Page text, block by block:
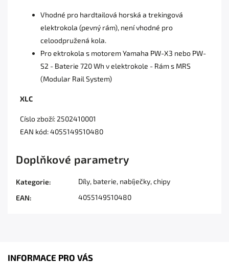
Vhodné pro hardtailová horská a trekingová
elektrokola (pevný rám), není vhodné pro
celoodpružená kola.
Pro ektrokola s motorem Yamaha PW-X3 nebo PW-
S2 - Baterie 720 Wh v elektrokole - Rám s MRS
(Modular Rail System)
XLC
Císlo zboží: 2502410001
EAN kód: 4055149510480
Doplňkové parametry
Kategorie:
Díly, baterie, nabíječky, chipy
EAN: 4055149510480
INFORMACE PRO VÁS